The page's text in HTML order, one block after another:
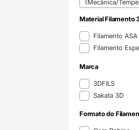
(Mecânica/
Material Filamento
Material Filamento
Filamento ASA
Filamento
Marca
Marca3DFILS
Sakata 3D
Formato do